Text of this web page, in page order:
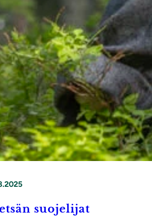
suojelijat